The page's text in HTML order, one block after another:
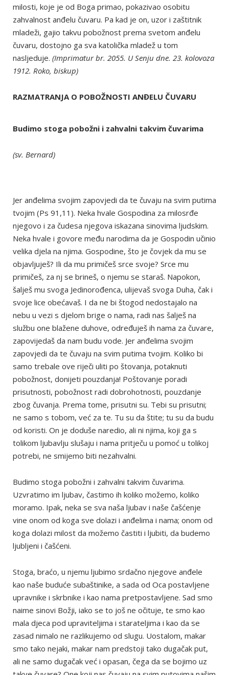
milosti, koje je od Boga primao, pokazivao osobitu
zahvalnost anđelu čuvaru. Pa kad je on, uzor i zaštitnik
mladeži, gajio takvu pobožnost prema svetom anđelu
čuvaru, dostojno ga sva katolička mladež u tom
nasljeduje. (Imprimatur br. 2055. U Senju dne. 23. kolovoza
1912. Roko, biskup)
RAZMATRANJA O POBOŽNOSTI ANĐELU ČUVARU
Budimo stoga pobožni i zahvalni takvim čuvarima
(sv. Bernard)
Jer anđelima svojim zapovjedi da te čuvaju na svim putima
tvojim (Ps 91,11). Neka hvale Gospodina za milosrđe
njegovo i za čudesa njegova iskazana sinovima ljudskim.
Neka hvale i govore među narodima da je Gospodin učinio
velika djela na njima. Gospodine, što je čovjek da mu se
objavljuješ? Ili da mu primičeš srce svoje? Srce mu
primičeš, za nj se brineš, o njemu se staraš. Napokon,
šalješ mu svoga Jedinorođenca, ulijevaš svoga Duha, čak i
svoje lice obećavaš. I da ne bi štogod nedostajalo na
nebu u vezi s djelom brige o nama, radi nas šalješ na
službu one blažene duhove, određuješ ih nama za čuvare,
zapovijedaš da nam budu vode. Jer anđelima svojim
zapovjedi da te čuvaju na svim putima tvojim. Koliko bi
samo trebale ove riječi uliti po štovanja, potaknuti
pobožnost, donijeti pouzdanja! Poštovanje poradi
prisutnosti, pobožnost radi dobrohotnosti, pouzdanje
zbog čuvanja. Prema tome, prisutni su. Tebi su prisutni;
ne samo s tobom, već za te. Tu su da štite; tu su da budu
od koristi. On je doduše naredio, ali ni njima, koji ga s
tolikom ljubavlju slušaju i nama pritječu u pomoć u tolikoj
potrebi, ne smijemo biti nezahvalni.
Budimo stoga pobožni i zahvalni takvim čuvarima.
Uzvratimo im ljubav, častimo ih koliko možemo, koliko
moramo. Ipak, neka se sva naša ljubav i naše čašćenje
vine onom od koga sve dolazi i anđelima i nama; onom od
koga dolazi milost da možemo častiti i ljubiti, da budemo
ljubljeni i čašćeni.
Stoga, braćo, u njemu ljubimo srdačno njegove anđele
kao naše buduće subaštinike, a sada od Oca postavljene
upravnike i skrbnike i kao nama pretpostavljene. Sad smo
naime sinovi Božji, iako se to još ne očituje, te smo kao
mala djeca pod upraviteljima i starateljima i kao da se
zasad nimalo ne razlikujemo od slugu. Uostalom, makar
smo tako nejaki, makar nam predstoji tako dugačak put,
ali ne samo dugačak već i opasan, čega da se bojimo uz